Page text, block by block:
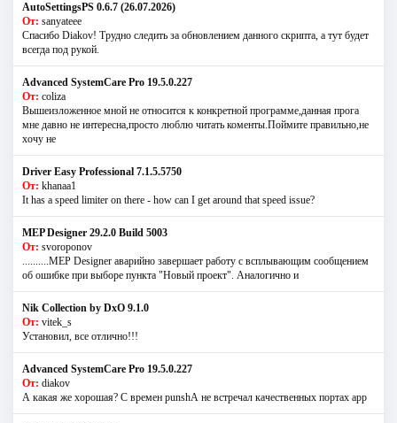
AutoSettingsPS 0.6.7 (26.07.2026)
От: sanyateee
Спасибо Diakov! Трудно следить за обновлением данного скрипта, а тут будет
всегда под рукой.
Advanced SystemCare Pro 19.5.0.227
От: coliza
Вышеизложенное мной не относится к конкретной программе,данная прога
мне давно не интересна,просто люблю читать коменты.Поймите правильно,не
хочу не
Driver Easy Professional 7.1.5.5750
От: khanaa1
It has a speed limiter on there - how can I get around that speed issue?
MEP Designer 29.2.0 Build 5003
От: svoroponov
..........MEP Designer аварийно завершает работу с всплывающим сообщением
об ошибке при выборе пункта "Новый проект". Аналогично и
Nik Collection by DxO 9.1.0
От: vitek_s
Установил, все отлично!!!
Advanced SystemCare Pro 19.5.0.227
От: diakov
А какая же хорошая? С времен punshА не встречал качественных портах app